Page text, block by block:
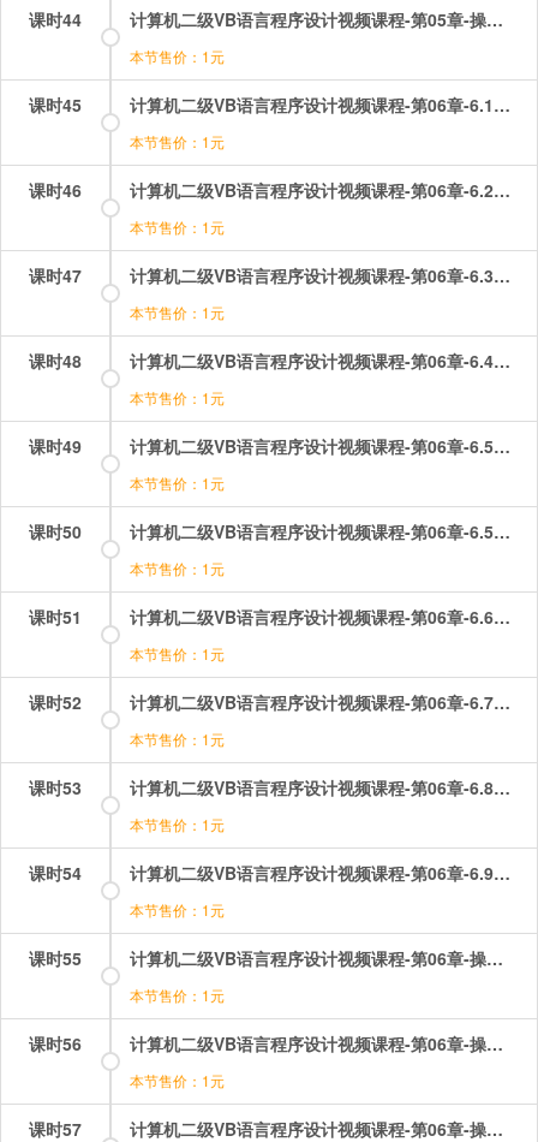
课时44 计算机二级VB语言程序设计视频课程-第05章-操作：输出与格式format.mp4
本节售价：1元
课时45 计算机二级VB语言程序设计视频课程-第06章-6.1文本控件.mp4
本节售价：1元
课时46 计算机二级VB语言程序设计视频课程-第06章-6.2图形控件.mp4
本节售价：1元
课时47 计算机二级VB语言程序设计视频课程-第06章-6.3按钮控件.mp4
本节售价：1元
课时48 计算机二级VB语言程序设计视频课程-第06章-6.4选择控件&u2014复选框和单选按钮.mp4
本节售价：1元
课时49 计算机二级VB语言程序设计视频课程-第06章-6.5选择控件&u2014列表框和组合框（1）.mp4
本节售价：1元
课时50 计算机二级VB语言程序设计视频课程-第06章-6.5选择控件&u2014列表框和组合框（2）.mp4
本节售价：1元
课时51 计算机二级VB语言程序设计视频课程-第06章-6.6滚动条.mp4
本节售价：1元
课时52 计算机二级VB语言程序设计视频课程-第06章-6.7计时器.mp4
本节售价：1元
课时53 计算机二级VB语言程序设计视频课程-第06章-6.8框架.mp4
本节售价：1元
课时54 计算机二级VB语言程序设计视频课程-第06章-6.9焦点和Tab顺序.mp4
本节售价：1元
课时55 计算机二级VB语言程序设计视频课程-第06章-操作：列表框和组合框的应用.mp4
本节售价：1元
课时56 计算机二级VB语言程序设计视频课程-第06章-操作：列表框的事件和方法.mp4
本节售价：1元
课时57 计算机二级VB语言程序设计视频课程-第06章-操作：列表框的属性1.mp4